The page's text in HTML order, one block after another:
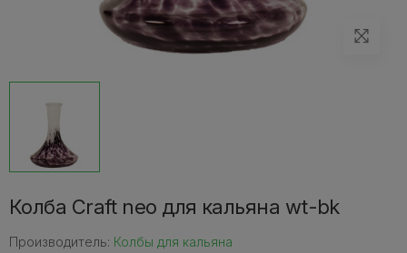
Колба Craft neo для кальяна wt-bk
Производитель: Колбы для кальяна